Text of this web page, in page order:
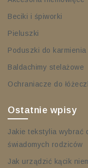
Beciki i śpiworki
Pieluszki
Poduszki do karmienia
Baldachimy stelażowe
Ochraniacze do
Ostatnie wpisy
Jakie tekstylia wybrać
świadomych rodziców
Jak urządzić kącik